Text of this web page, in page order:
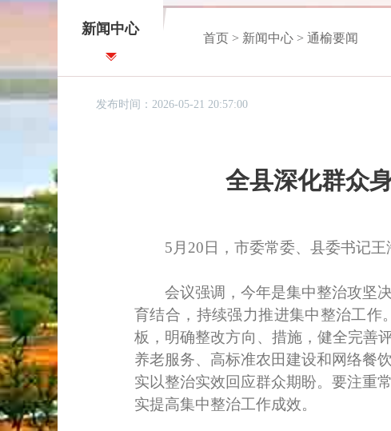
新闻中心
首页 > 新闻中心 > 通榆要闻
发布时间：2026-05-21 20:57:00
全县深化群众
5月20日，市委常委、县委书记王
会议强调，今年是集中整治攻坚决
育结合，持续强力推进集中整治工作
板，明确整改方向、措施，健全完善
养老服务、高标准农田建设和网络餐
实以整治实效回应群众期盼。要注重
实提高集中整治工作成效。